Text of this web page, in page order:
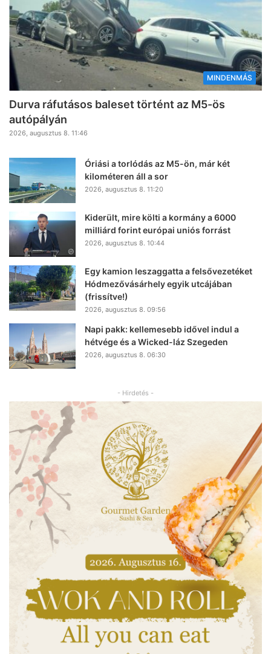
MINDENMÁS
Durva ráfutásos baleset történt az M5-ös
autópályán
2026, augusztus 8. 11:46
Óriási a torlódás az M5-ön, már két
kilométeren áll a sor
2026, augusztus 8. 11:20
Kiderült, mire költi a kormány a 6000
milliárd forint európai uniós forrást
2026, augusztus 8. 10:44
Egy kamion leszaggatta a felsővezetéket
Hódmezővásárhely egyik utcájában
(frissítve!)
2026, augusztus 8. 09:56
Napi pakk: kellemesebb idővel indul a
hétvége és a Wicked-láz Szegeden
2026, augusztus 8. 06:30
- Hirdetés -